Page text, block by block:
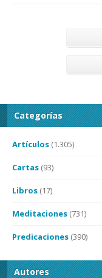
Categorías
Artículos (1.305)
Cartas (93)
Libros (17)
Meditaciones (731)
Predicaciones (390)
Autores